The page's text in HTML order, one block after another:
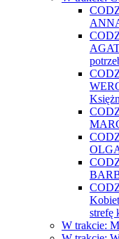
strefę
W trakcie: